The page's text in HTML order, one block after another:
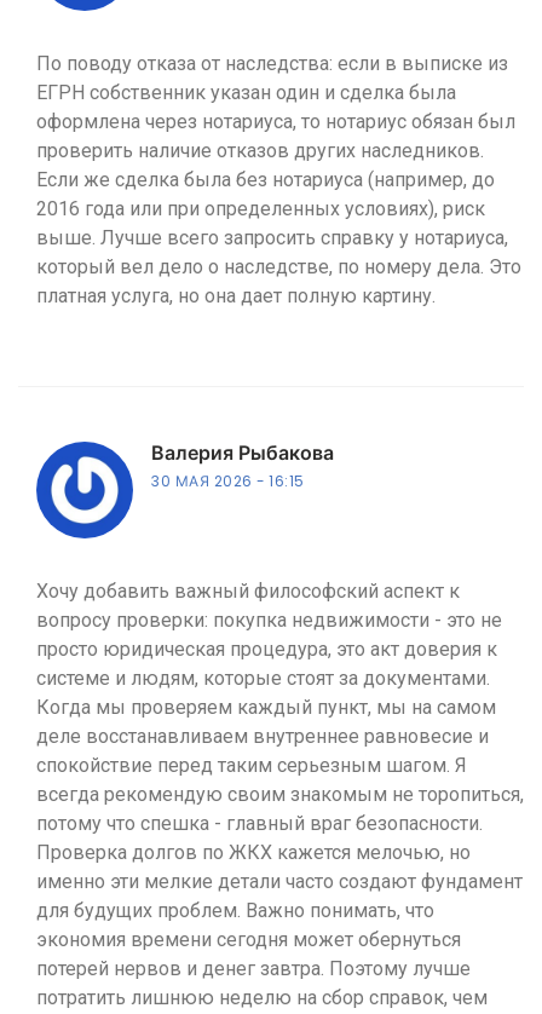
По поводу отказа от наследства: если в выписке из
ЕГРН собственник указан один и сделка была
оформлена через нотариуса, то нотариус обязан был
проверить наличие отказов других наследников.
Если же сделка была без нотариуса (например, до
2016 года или при определенных условиях), риск
выше. Лучше всего запросить справку у нотариуса,
который вел дело о наследстве, по номеру дела. Это
платная услуга, но она дает полную картину.
Валерия Рыбакова
30 МАЯ 2026 16:15
Хочу добавить важный философский аспект к
вопросу проверки: покупка недвижимости - это не
просто юридическая процедура, это акт доверия к
системе и людям, которые стоят за документами.
Когда мы проверяем каждый пункт, мы на самом
деле восстанавливаем внутреннее равновесие и
спокойствие перед таким серьезным шагом. Я
всегда рекомендую своим знакомым не торопиться,
потому что спешка - главный враг безопасности.
Проверка долгов по ЖКХ кажется мелочью, но
именно эти мелкие детали часто создают фундамент
для будущих проблем. Важно понимать, что
экономия времени сегодня может обернуться
потерей нервов и денег завтра. Поэтому лучше
потратить лишнюю неделю на сбор справок, чем